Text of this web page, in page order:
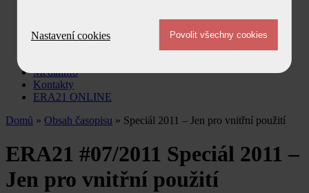
Zprávy
Mediainfo
Kontakty
ERA21 ONLINE
Domů » Obsah časopisu » Speciál 2011 – Jen pro vnitřní použití
ERA21 #07/2011 Speciál 2011 –
Jen pro vnitřní použití
Nastavení cookies